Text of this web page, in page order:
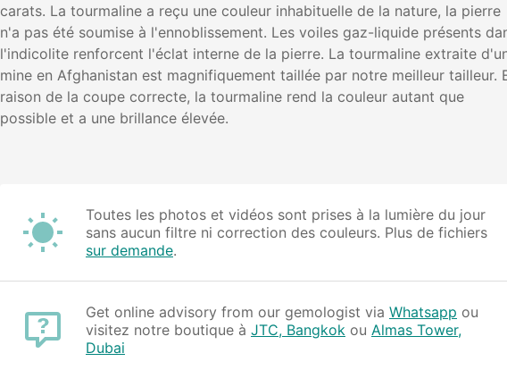
carats. La tourmaline a reçu une couleur inhabituelle de la nature, la pierre
n'a pas été soumise à l'ennoblissement. Les voiles gaz-liquide présents
l'indicolite renforcent l'éclat interne de la pierre. La tourmaline extraite
mine en Afghanistan est magnifiquement taillée par notre meilleur tailleur.
raison de la coupe correcte, la tourmaline rend la couleur autant que
possible et a une brillance élevée.
Toutes les photos et vidéos sont prises à la lumière du jour
sans aucun filtre ni correction des couleurs. Plus de fichiers
sur demande.
Get online advisory from our gemologist via Whatsapp ou
visitez notre boutique à JTC, Bangkok ou Almas Tower,
Dubai